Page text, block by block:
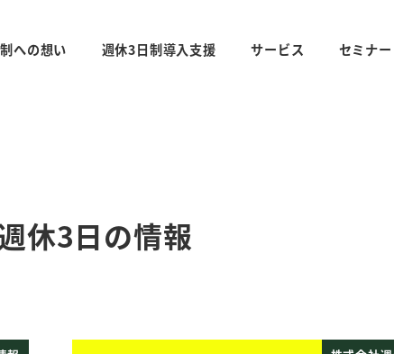
への想い 週休3日制導入支援 サービス セミナー
休3日の情報